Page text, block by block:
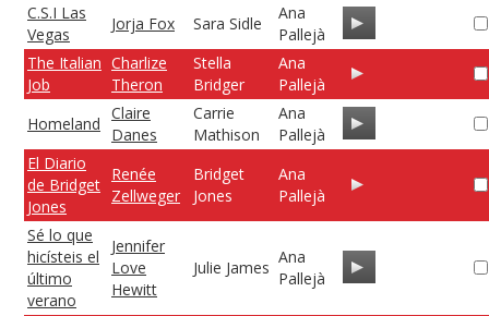
C.S.I Las
Vegas
Jorja Fox Sara Sidle
Ana
Pallejà
The Italian
Job
Charlize
Theron
Stella
Bridger
Ana
Pallejà
Homeland
Claire
Danes
Carrie
Mathison
Ana
Pallejà
El Diario
de Bridget
Jones
Renée
Zellweger
Bridget
Jones
Ana
Pallejà
Sé lo que
hicísteis el
último
verano
Jennifer
Love
Hewitt
Julie James
Ana
Pallejà